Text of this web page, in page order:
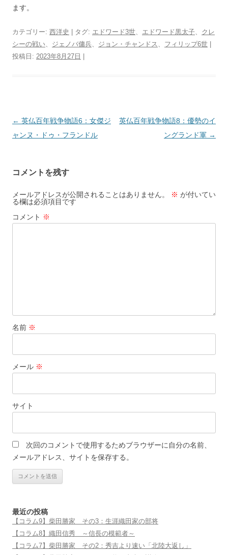
ます。
カテゴリー: 西洋史 | タグ: エドワード3世、 エドワード黒太子、 クレ
シーの戦い、 ジェノバ傭兵、 ジョン・チャンドス 、 フィリップ6世
投稿日: 2023年8月27日
投
稿
ゲ
ー
シ
ョ
← 英仏百年戦争物語6：女傑ジ
ャンヌ・ドゥ・フランドル
英仏百年戦争物語8：優勢のイ
ングランド軍 →
コメントを残す
メールアドレスが公開されることはありません。 ※ が付いてい
る欄は必須項目です
コメント ※
名前 ※
メール ※
サイト
次回のコメントで使用するためブラウザーに自分の名前、
メールアドレス、サイトを保存する。
最近の投稿
【コラム9】柴田勝家 その3：生涯織田家の部将
【コラム8】織田信秀 ～信長の模範者～
【コラム7】柴田勝家 その2：秀吉より速い「北陸大返し」